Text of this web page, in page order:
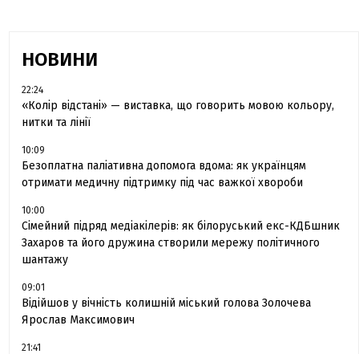
НОВИНИ
22:24
«Колір відстані» — виставка, що говорить мовою кольору,
нитки та лінії
10:09
Безоплатна паліативна допомога вдома: як українцям
отримати медичну підтримку під час важкої хвороби
10:00
Сімейний підряд медіакілерів: як білоруський екс-КДБшник
Захаров та його дружина створили мережу політичного
шантажу
09:01
Відійшов у вічність колишній міський голова Золочева
Ярослав Максимович
21:41